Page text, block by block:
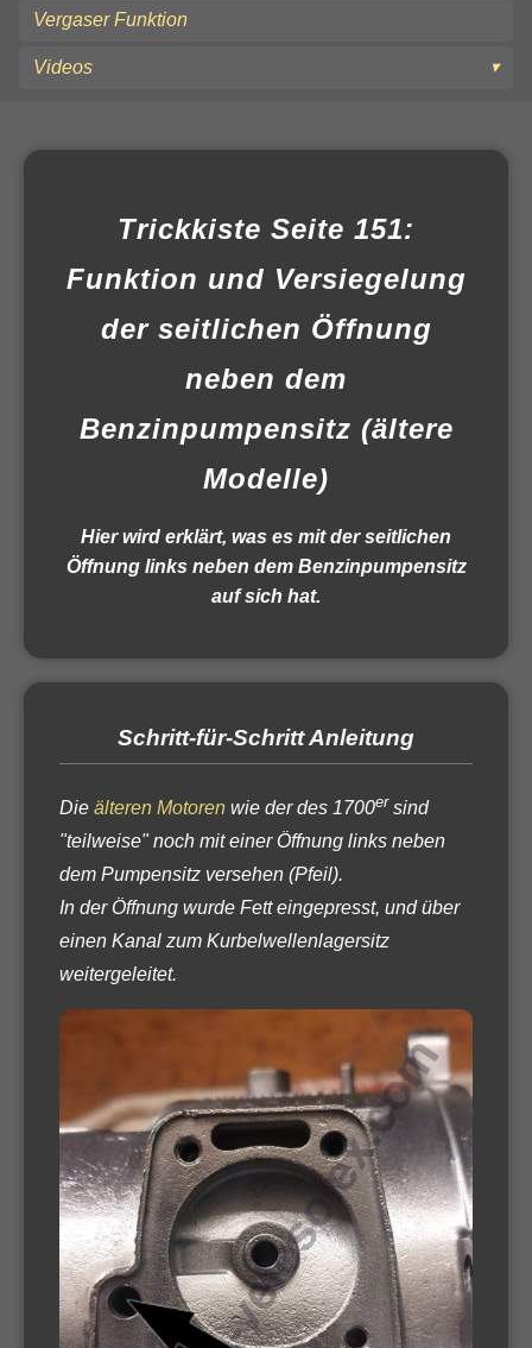
Vergaser Funktion
Videos
Trickkiste Seite 151:
Funktion und Versiegelung
der seitlichen Öffnung
neben dem
Benzinpumpensitz (ältere
Modelle)
Hier wird erklärt, was es mit der seitlichen
Öffnung links neben dem Benzinpumpensitz
auf sich hat.
Schritt-für-Schritt Anleitung
Die älteren Motoren wie der des 1700er sind
"teilweise" noch mit einer Öffnung links neben
dem Pumpensitz versehen (Pfeil).
In der Öffnung wurde Fett eingepresst, und über
einen Kanal zum Kurbelwellenlagersitz
weitergeleitet.